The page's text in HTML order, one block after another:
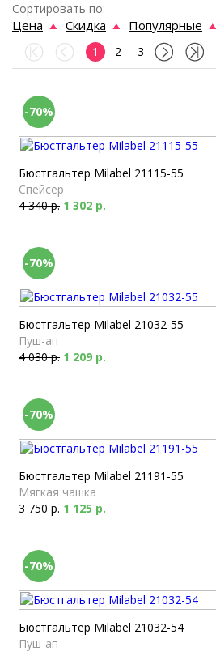
Сортировать по:
Цена Скидка Популярные
1 2 3
-70%
Бюстгальтер Milabel 21115-55
Спейсер
4 340 р. 1 302 р.
-70%
Бюстгальтер Milabel 21032-55
Пуш-ап
4 030 р. 1 209 р.
-70%
Бюстгальтер Milabel 21191-55
Мягкая чашка
3 750 р. 1 125 р.
-70%
Бюстгальтер Milabel 21032-54
Пуш-ап